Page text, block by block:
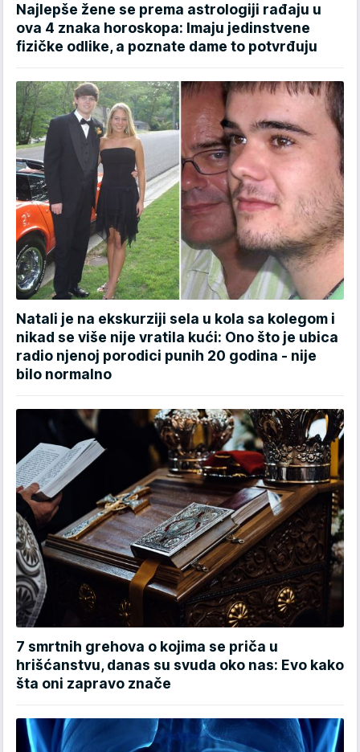
Najlepše žene se prema astrologiji rađaju u
ova 4 znaka horoskopa: Imaju jedinstvene
fizičke odlike, a poznate dame to potvrđuju
Natali je na ekskurziji sela u kola sa kolegom i
nikad se više nije vratila kući: Ono što je ubica
radio njenoj porodici punih 20 godina - nije
bilo normalno
7 smrtnih grehova o kojima se priča u
hrišćanstvu, danas su svuda oko nas: Evo kako
šta oni zapravo znače